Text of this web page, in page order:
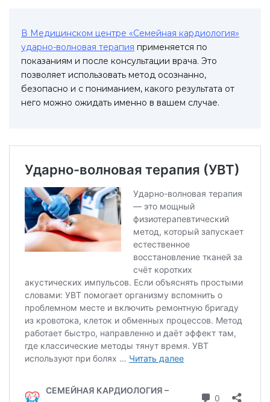
В Медицинском центре «Семейная кардиология»
ударно-волновая терапия применяется по
показаниям и после консультации врача. Это
позволяет использовать метод осознанно,
безопасно и с пониманием, какого результата от
него можно ожидать именно в вашем случае.